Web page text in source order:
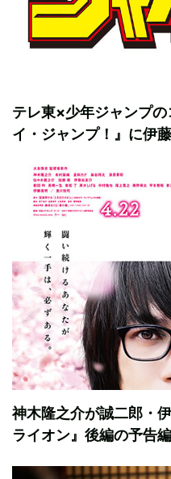
テレ東×少年ジャンプ
イ・ジャンプ！』に伊
神木隆之介が誠二郎・
ライオン』後編の予告編